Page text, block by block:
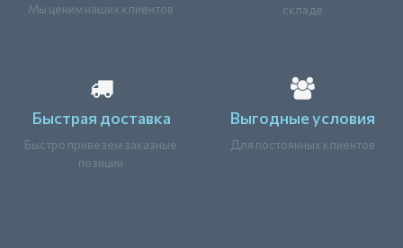
Мы ценим наших клиентов
складе
Быстрая доставка
Быстро привезем заказные
позиции
Выгодные условия
Для постоянных клиентов